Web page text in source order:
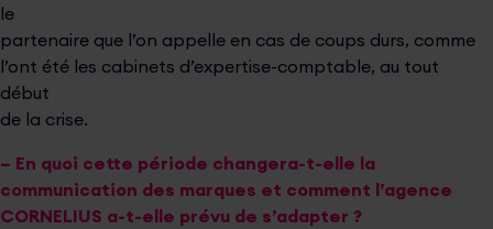
le
partenaire que l’on appelle en cas de coups durs, comme
l’ont été les cabinets d’expertise-comptable, au tout
début
de la crise.
– En quoi cette période changera-t-elle la
communication des marques et comment l’agence
CORNELIUS a-t-elle prévu de s’adapter ?